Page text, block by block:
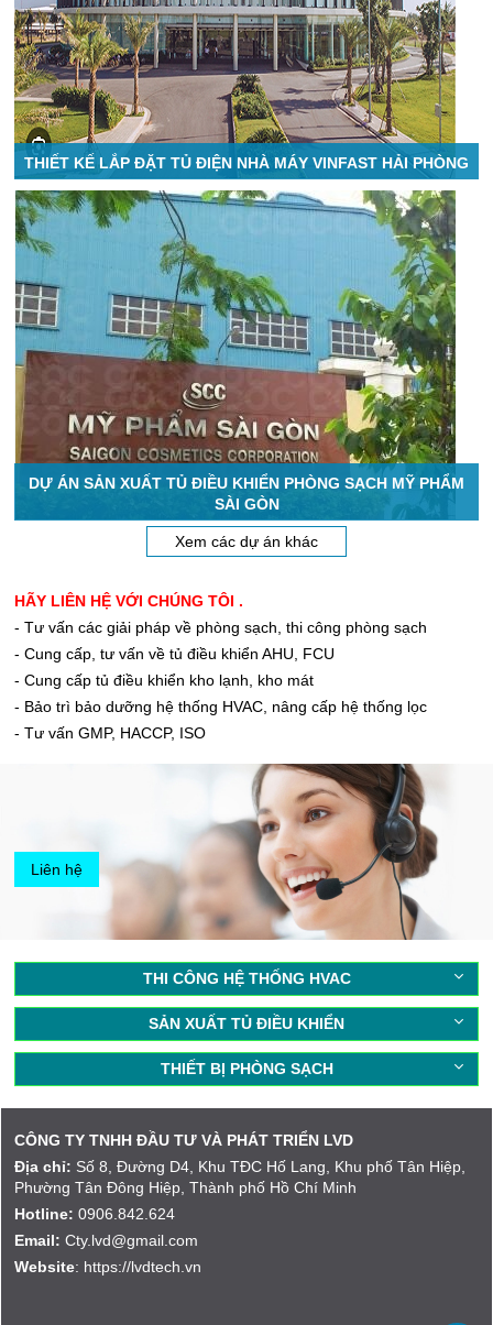
THIẾT KẾ LẮP ĐẶT TỦ ĐIỆN NHÀ MÁY VINFAST HẢI PHÒNG
DỰ ÁN SẢN XUẤT TỦ ĐIỀU KHIỂN PHÒNG SẠCH MỸ PHẨM
SÀI GÒN
Xem các dự án khác
HÃY LIÊN HỆ VỚI CHÚNG TÔI .
- Tư vấn các giải pháp về phòng sạch, thi công phòng sạch
- Cung cấp, tư vấn về tủ điều khiển AHU, FCU
- Cung cấp tủ điều khiển kho lạnh, kho mát
- Bảo trì bảo dưỡng hệ thống HVAC, nâng cấp hệ thống lọc
- Tư vấn GMP, HACCP, ISO
Liên hệ
THI CÔNG HỆ THỐNG HVAC
SẢN XUẤT TỦ ĐIỀU KHIỂN
THIẾT BỊ PHÒNG SẠCH
CÔNG TY TNHH ĐẦU TƯ VÀ PHÁT TRIỂN LVD
Địa chỉ: Số 8, Đường D4, Khu TĐC Hố Lang, Khu phố Tân Hiệp,
Phường Tân Đông Hiệp, Thành phố Hồ Chí Minh
Hotline: 0906.842.624
Email: Cty.lvd@gmail.com
Website: https://lvdtech.vn